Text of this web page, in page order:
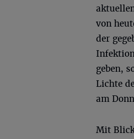
von
der
geben,
Lichte
am
Mit